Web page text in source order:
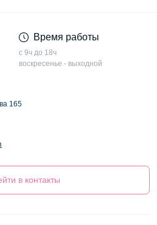
Время работы
с 9ч до 18ч
воскресенье - выходной
165
в контакты